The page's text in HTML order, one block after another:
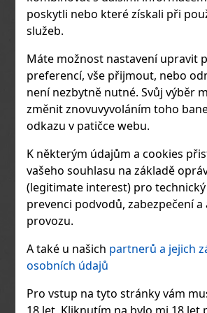
poskytli nebo které získali při
služeb.
Máte možnost nastavení upravit
preferencí, vše přijmout, nebo
není nezbytně nutné. Svůj výběr
změnit znovuvyvoláním toho
odkazu v patičce webu.
K některým údajům a cookies
vašeho souhlasu na základě
(legitimate interest) pro
prevenci podvodů, zabezpečení a
provozu.
A také u našich partnerů a jejich
osobních údajů
Pro vstup na tyto stránky vám
18 let. Kliknutím na bylo mi 18 let
klementinka. Srdce: Frézie, květ
zázvoru. Základ: Santalové dřevo,
Escada Chiffon Sorbet
ml
Escada Chiffon Sorbet je
součástí limitované edice od
Escada, která je známá svými
a živými vůněmi vhodnými
Chiffon Sorbet Eau de Toilette
Květinově-ovocná: Hlavními
Do obchodu